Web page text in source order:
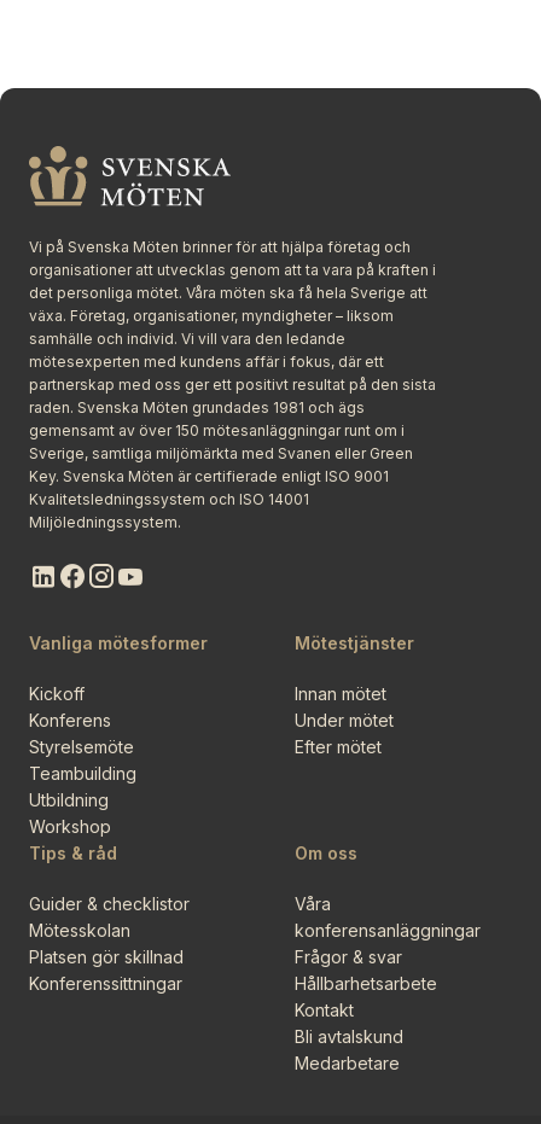
Vi på Svenska Möten brinner för att hjälpa företag och
organisationer att utvecklas genom att ta vara på kraften i
det personliga mötet. Våra möten ska få hela Sverige att
växa. Företag, organisationer, myndigheter – liksom
samhälle och individ. Vi vill vara den ledande
mötesexperten med kundens affär i fokus, där ett
partnerskap med oss ger ett positivt resultat på den sista
raden. Svenska Möten grundades 1981 och ägs
gemensamt av över 150 mötesanläggningar runt om i
Sverige, samtliga miljömärkta med Svanen eller Green
Key. Svenska Möten är certifierade enligt ISO 9001
Kvalitetsledningssystem och ISO 14001
Miljöledningssystem.
Vanliga mötesformer
Kickoff
Konferens
Styrelsemöte
Teambuilding
Utbildning
Workshop
Mötestjänster
Innan mötet
Under mötet
Efter mötet
Tips & råd
Guider & checklistor
Mötesskolan
Platsen gör skillnad
Konferenssittningar
Om oss
Våra
konferensanläggningar
Frågor & svar
Hållbarhetsarbete
Kontakt
Bli avtalskund
Medarbetare